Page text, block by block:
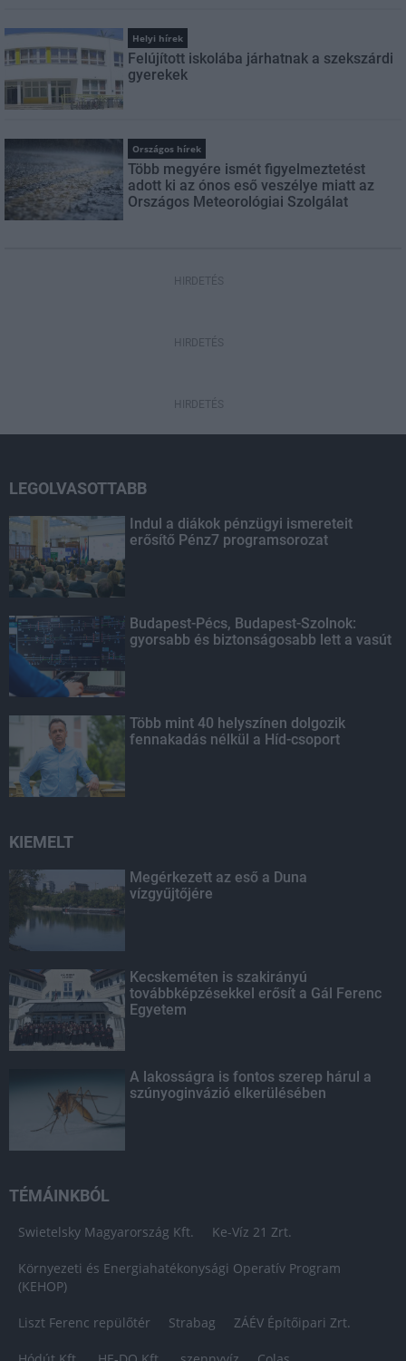
Helyi hírek
Felújított iskolába járhatnak a szekszárdi
gyerekek
Országos hírek
Több megyére ismét figyelmeztetést
adott ki az ónos eső veszélye miatt az
Országos Meteorológiai Szolgálat
HIRDETÉS
HIRDETÉS
HIRDETÉS
LEGOLVASOTTABB
Indul a diákok pénzügyi ismereteit
erősítő Pénz7 programsorozat
Budapest-Pécs, Budapest-Szolnok:
gyorsabb és biztonságosabb lett a vasút
Több mint 40 helyszínen dolgozik
fennakadás nélkül a Híd-csoport
KIEMELT
Megérkezett az eső a Duna
vízgyűjtőjére
Kecskeméten is szakirányú
továbbképzésekkel erősít a Gál Ferenc
Egyetem
A lakosságra is fontos szerep hárul a
szúnyoginvázió elkerülésében
TÉMÁINKBÓL
Swietelsky Magyarország Kft. Ke-Víz 21 Zrt.
Környezeti és Energiahatékonysági Operatív Program
(KEHOP)
Liszt Ferenc repülőtér Strabag ZÁÉV Építőipari Zrt.